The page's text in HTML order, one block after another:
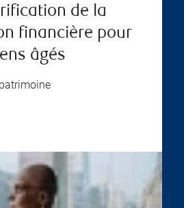
de la
financière pour
âgés